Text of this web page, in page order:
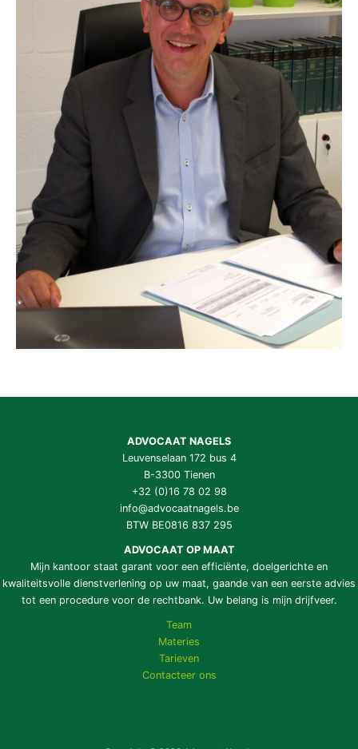
ADVOCAAT NAGELS
Leuvenselaan 172 bus 4
B-3300 Tienen
+32 (0)16 78 02 98
info@advocaatnagels.be
BTW BE0816 837 295
ADVOCAAT OP MAAT
Mijn kantoor staat garant voor een efficiënte, doelgerichte en
kwaliteitsvolle dienstverlening op uw maat, gaande van een eerste advies
tot een procedure voor de rechtbank. Uw belang is mijn drijfveer.
Team
Materies
Tarieven
Contacteer ons